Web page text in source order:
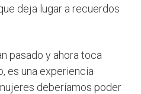
deja lugar a recuerdos
pasado y ahora toca
es una experiencia
deberíamos poder